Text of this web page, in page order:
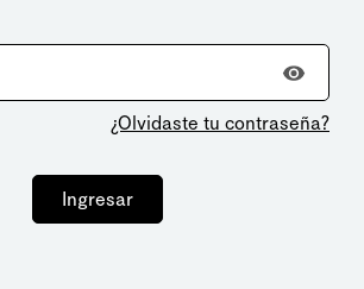
¿Olvidaste tu contraseña?
Ingresar